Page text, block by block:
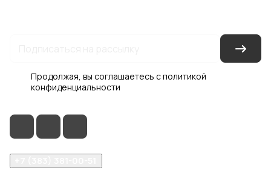
Продолжая, вы соглашаетесь сполитикой
конфиденциальности